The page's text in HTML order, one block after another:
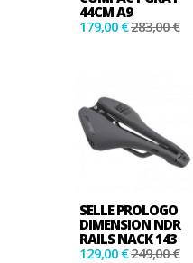
44CM A9
179,00 €283,00 €
SELLE PROLOGO
DIMENSION NDR
RAILS NACK 143
129,00 €249,00 €